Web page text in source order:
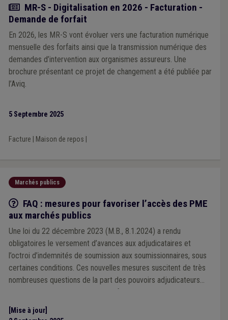
Actualité
MR-S - Digitalisation en 2026 - Facturation -
Demande de forfait
En 2026, les MR-S vont évoluer vers une facturation numérique
mensuelle des forfaits ainsi que la transmission numérique des
demandes d’intervention aux organismes assureurs. Une
brochure présentant ce projet de changement a été publiée par
l’Aviq.
5 Septembre 2025
Facture Maison de repos
Marchés publics
Q/R
FAQ : mesures pour favoriser l’accès des PME
aux marchés publics
Une loi du 22 décembre 2023 (M.B., 8.1.2024) a rendu
obligatoires le versement d’avances aux adjudicataires et
l’octroi d’indemnités de soumission aux soumissionnaires, sous
certaines conditions. Ces nouvelles mesures suscitent de très
nombreuses questions de la part des pouvoirs adjudicateurs
locaux. Nous vous proposons une foire aux questions,
susceptible d’être mise à jour, les regroupant.
[Mise à jour]